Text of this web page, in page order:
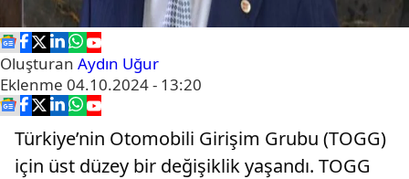
Oluşturan Aydın Uğur
Eklenme 04.10.2024 - 13:20
Türkiye’nin Otomobili Girişim Grubu (TOGG)
için üst düzey bir değişiklik yaşandı. TOGG